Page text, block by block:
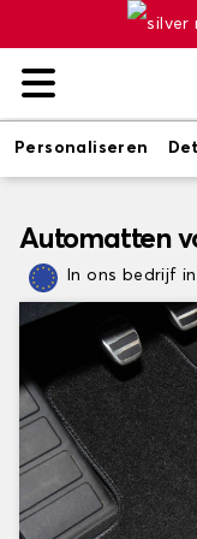
Personaliseren
Automatten
In ons bedrijf